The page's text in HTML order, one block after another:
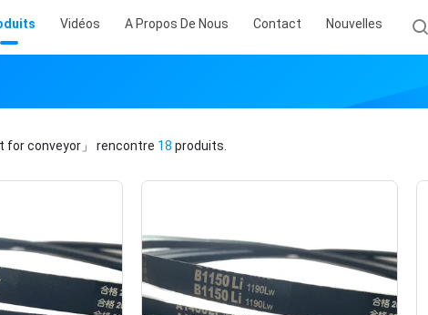
Vidéos A Propos De Nous Contact Nouvelles
for conveyor」 rencontre 18 produits.